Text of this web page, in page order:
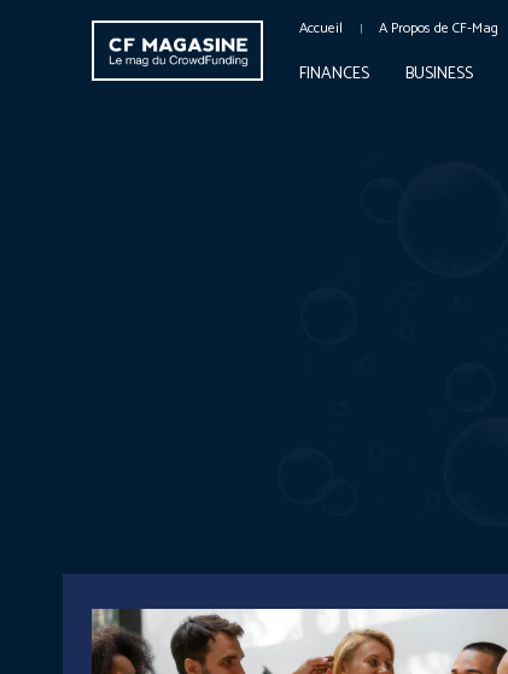
Accueil A Propos de CF-Mag
FINANCES BUSINESS